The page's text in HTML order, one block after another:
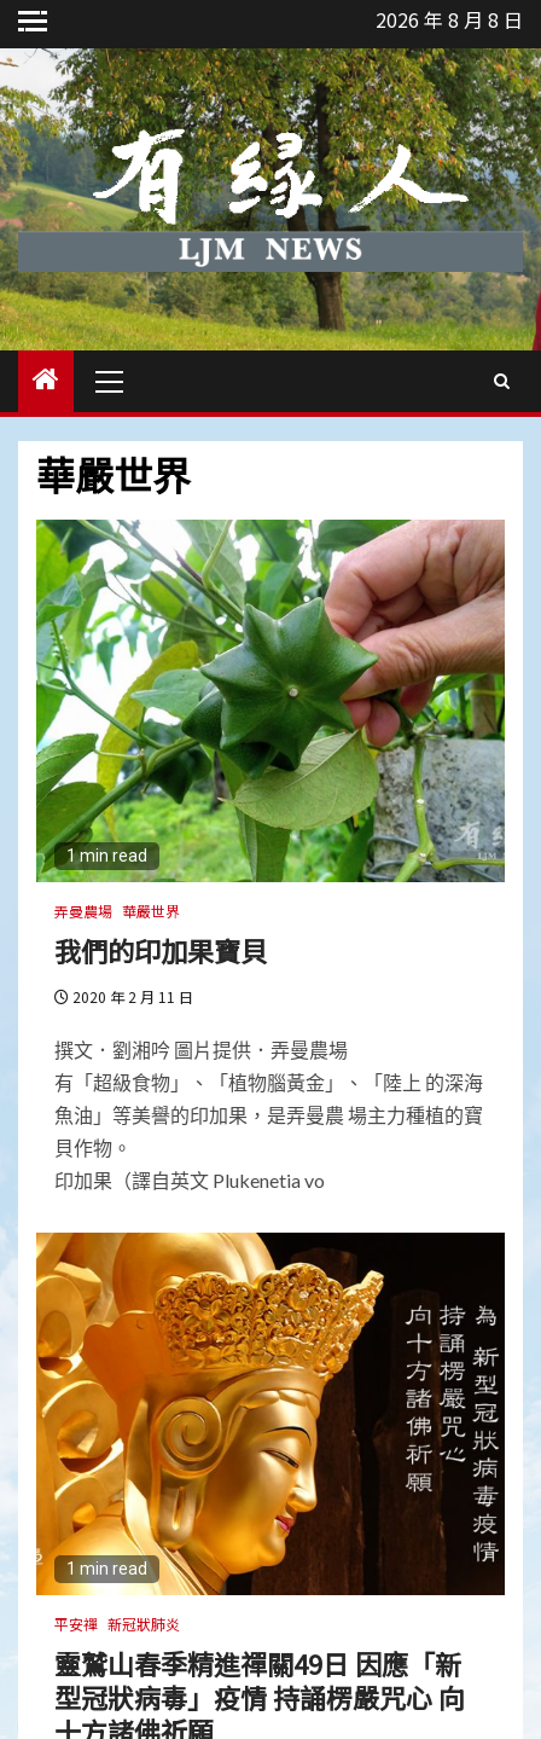
Skip
to
content
2026 年 8 月 8 日
Menu
華嚴世界
1 min read
弄曼農場 華嚴世界
我們的印加果寶貝
2020 年 2 月 11 日
撰文．劉湘吟 圖片提供．弄曼農場
有「超級食物」、「植物腦黃金」、「陸上 的深海
魚油」等美譽的印加果，是弄曼農 場主力種植的寶
貝作物。
印加果（譯自英文 Plukenetia vo
1 min read
平安禪 新冠狀肺炎
靈鷲山春季精進禪關49日 因應「新
型冠狀病毒」疫情 持誦楞嚴咒心 向
十方諸佛祈願